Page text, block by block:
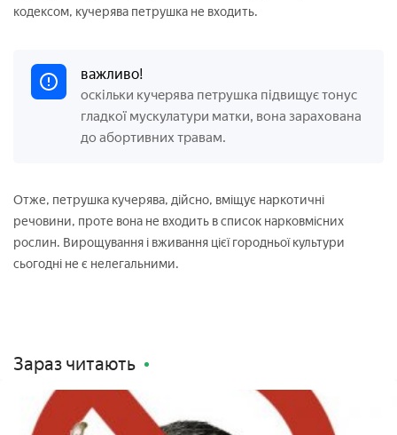
кодексом, кучерява петрушка не входить.
важливо!
оскільки кучерява петрушка підвищує тонус
гладкої мускулатури матки, вона зарахована
до абортивних травам.
Отже, петрушка кучерява, дійсно, вміщує наркотичні
речовини, проте вона не входить в список нарковмісних
рослин. Вирощування і вживання цієї городньої культури
сьогодні не є нелегальними.
Зараз читають